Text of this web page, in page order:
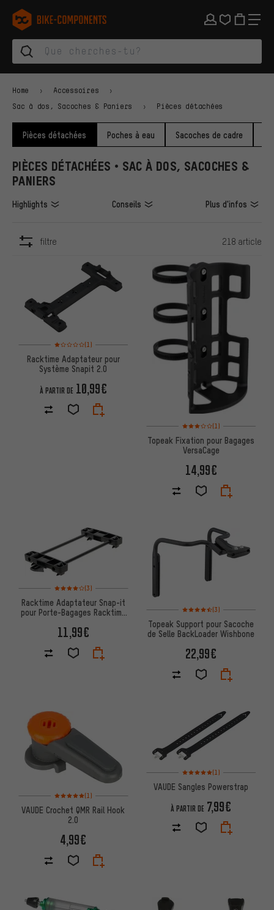
Aller à la navigation principale
Aller à la navigation des catégories
Aller au contenu
Aller aux marques et à la newsletter
Aller au pied de page
bike-components.de Page d'accueil
Home Accessoires
Sac à dos, Sacoches & Paniers Pièces détachées
Pièces détachées Poches à eau Sacoches de cadre
PIÈCES DÉTACHÉES • SAC À DOS, SACOCHES &
PANIERS
Highlights Conseils Plus d'infos
filtre 218 article
Note moyenne : 1 sur 5 d'après 1 avis
(1)
Racktime Adaptateur pour
Système Snapit 2.0
À PARTIR DE 10,99€
Note moyenne : 3 sur 5
(1)
Topeak Fixation pour Bagages
VersaCage
14,99€
Note moyenne : 4 sur 5 d'après 3 avis
(3)
Racktime Adaptateur Snap-it
pour Porte-Bagages Racktime
11,99€
Note moyenne : 4,5 sur 5
(3)
Topeak Support pour Sacoche
de Selle BackLoader Wishbone
22,99€
Note moyenne : 5 sur 5 d'après 1 avis
(1)
VAUDE Crochet QMR Rail Hook
2.0
4,99€
Note moyenne : 5 sur 5
(1)
VAUDE Sangles Powerstrap
À PARTIR DE 7,99€